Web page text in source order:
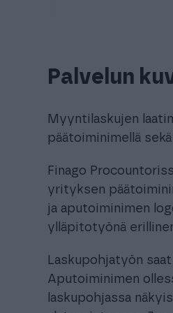
Palvelun
Myyntilaskujen
päätoiminimellä
Finago
yrityksen
ja aputoiminimen
ylläpitotyönä
Laskupohjatyön
Aputoiminimen
laskupohjassa